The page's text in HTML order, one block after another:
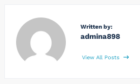
Written by:
admina898
View All Posts